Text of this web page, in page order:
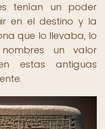
tenían un poder
en el destino y la
que lo llevaba, lo
un valor
estas antiguas